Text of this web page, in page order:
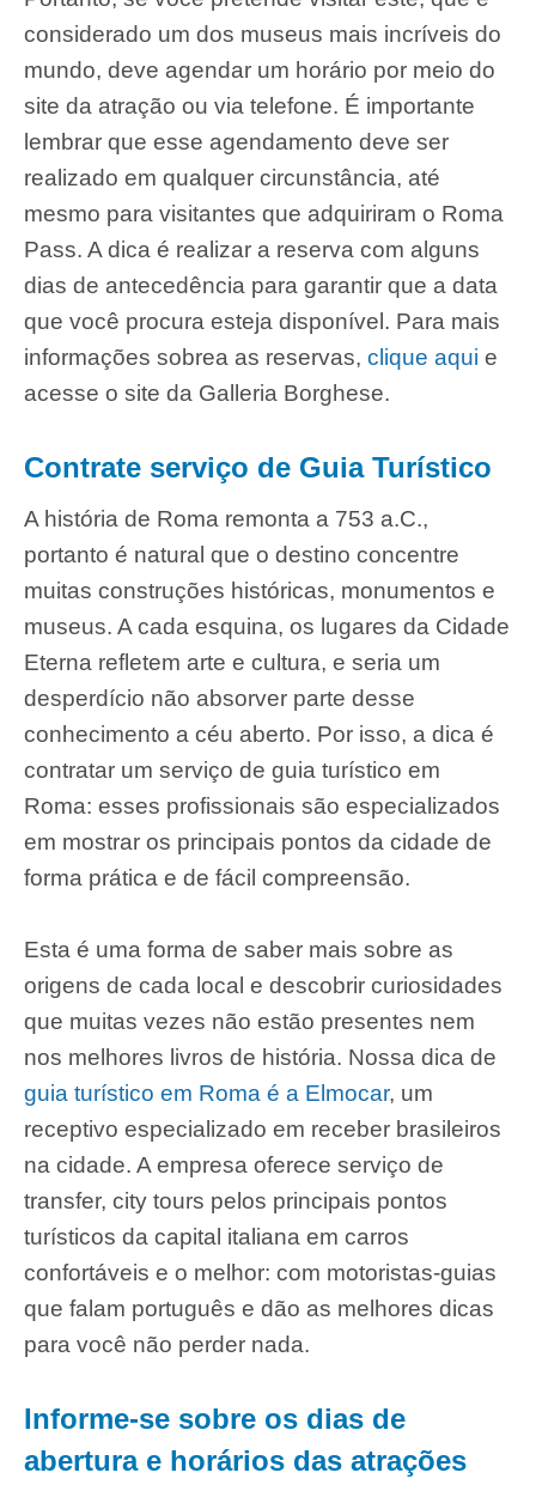
considerado um dos museus mais incríveis do
mundo, deve agendar um horário por meio do
site da atração ou via telefone. É importante
lembrar que esse agendamento deve ser
realizado em qualquer circunstância, até
mesmo para visitantes que adquiriram o Roma
Pass. A dica é realizar a reserva com alguns
dias de antecedência para garantir que a data
que você procura esteja disponível. Para mais
informações sobrea as reservas, clique aqui e
acesse o site da Galleria Borghese.
Contrate serviço de Guia Turístico
A história de Roma remonta a 753 a.C.,
portanto é natural que o destino concentre
muitas construções históricas, monumentos e
museus. A cada esquina, os lugares da Cidade
Eterna refletem arte e cultura, e seria um
desperdício não absorver parte desse
conhecimento a céu aberto. Por isso, a dica é
contratar um serviço de guia turístico em
Roma: esses profissionais são especializados
em mostrar os principais pontos da cidade de
forma prática e de fácil compreensão.
Esta é uma forma de saber mais sobre as
origens de cada local e descobrir curiosidades
que muitas vezes não estão presentes nem
nos melhores livros de história. Nossa dica de
guia turístico em Roma é a Elmocar, um
receptivo especializado em receber brasileiros
na cidade. A empresa oferece serviço de
transfer, city tours pelos principais pontos
turísticos da capital italiana em carros
confortáveis e o melhor: com motoristas-guias
que falam português e dão as melhores dicas
para você não perder nada.
Informe-se sobre os dias de
abertura e horários das atrações